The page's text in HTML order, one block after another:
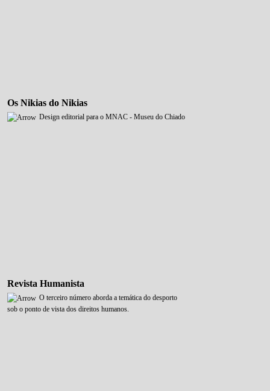
Os Nikias do Nikias
Design editorial para o MNAC - Museu do Chiado
Revista Humanista
O terceiro número aborda a temática do desporto
sob o ponto de vista dos direitos humanos.